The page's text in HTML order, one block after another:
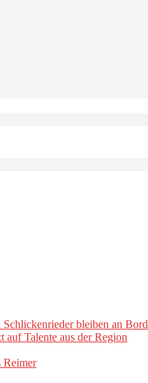
bleiben an Bord
Talente aus der Region
Reimer